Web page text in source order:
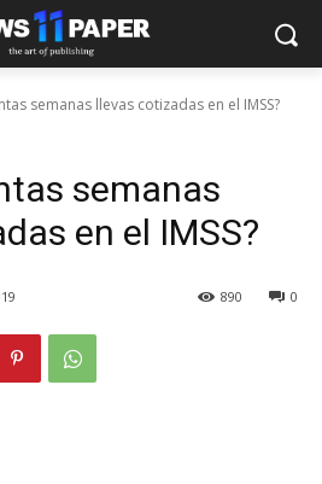
semanas llevas cotizadas en el IMSS?
semanas
en el IMSS?
0
890